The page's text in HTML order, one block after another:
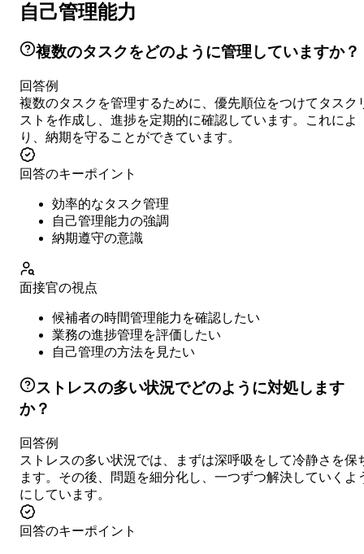
自己管理能力
複数のタスクをどのように管理していますか？
回答例
複数のタスクを管理するために、優先順位をつけてタスク
ストを作成し、進捗を定期的に確認しています。これによ
り、納期を守ることができています。
回答のキーポイント
効率的なタスク管理
自己管理能力の強調
納期遵守の意識
面接官の視点
候補者の時間管理能力を確認したい
業務の進捗管理を評価したい
自己管理の方法を見たい
ストレスの多い状況でどのように対処します
か？
回答例
ストレスの多い状況では、まずは深呼吸をして冷静さを保
ます。その後、問題を細分化し、一つずつ解決していくよ
にしています。
回答のキーポイント